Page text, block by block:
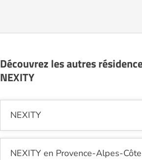
Découvrez les autres
NEXITY
NEXITY
NEXITY en Provence-Alpes-